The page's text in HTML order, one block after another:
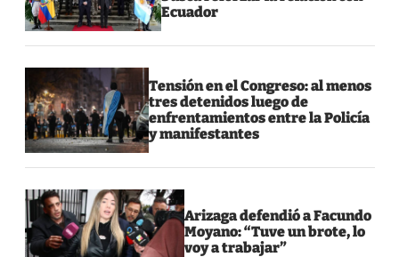
Ecuador
Tensión en el Congreso: al menos
tres detenidos luego de
enfrentamientos entre la Policía
y manifestantes
Arizaga defendió a Facundo
Moyano: “Tuve un brote, lo
voy a trabajar”